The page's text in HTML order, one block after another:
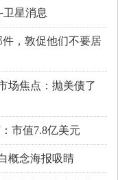
卫星消息
，敦促他们不要居
场焦点：抛美债了
市值7.8亿美元
概念海报吸睛